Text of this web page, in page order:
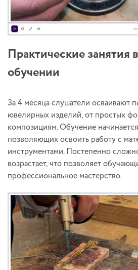
Практические занятия
обучении
За 4 месяца слушатели осваивают
ювелирных изделий, от простых
композициям. Обучение
позволяющих освоить работу с
инструментами. Постепенно
возрастает, что позволяет
профессиональное мастерство.